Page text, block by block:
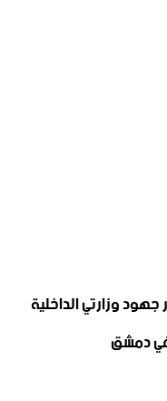
وزارتي الداخلية
دمشق